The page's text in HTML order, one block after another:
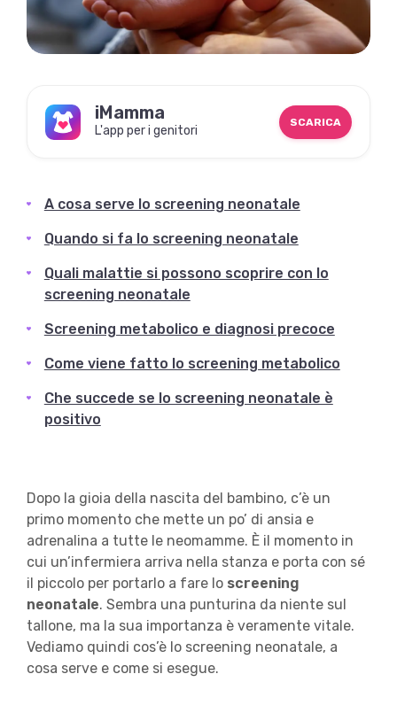
iMamma
L'app per i genitori
SCARICA
A cosa serve lo screening neonatale
Quando si fa lo screening neonatale
Quali malattie si possono scoprire con lo
screening neonatale
Screening metabolico e diagnosi precoce
Come viene fatto lo screening metabolico
Che succede se lo screening neonatale è
positivo
Dopo la gioia della nascita del bambino, c’è un
primo momento che mette un po’ di ansia e
adrenalina a tutte le neomamme. È il momento in
cui un’infermiera arriva nella stanza e porta con sé
il piccolo per portarlo a fare lo screening
neonatale. Sembra una punturina da niente sul
tallone, ma la sua importanza è veramente vitale.
Vediamo quindi cos’è lo screening neonatale, a
cosa serve e come si esegue.